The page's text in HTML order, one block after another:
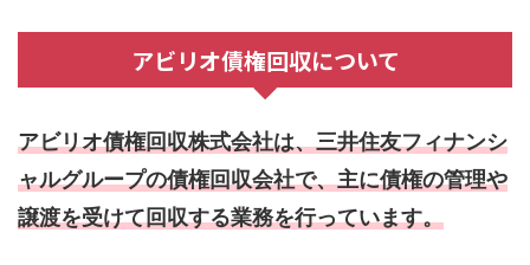
アビリオ債権回収について
アビリオ債権回収株式会社は、三井住友フィナンシ
ャルグループの債権回収会社で、主に債権の管理や
譲渡を受けて回収する業務を行っています。